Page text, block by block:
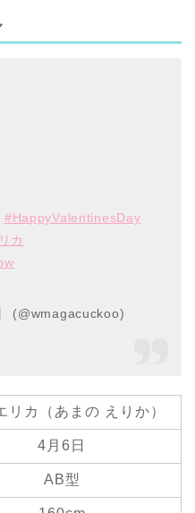
#HappyValentinesDay
カ
(@wmagacuckoo)
リカ（あまの えりか）
4月6日
AB型